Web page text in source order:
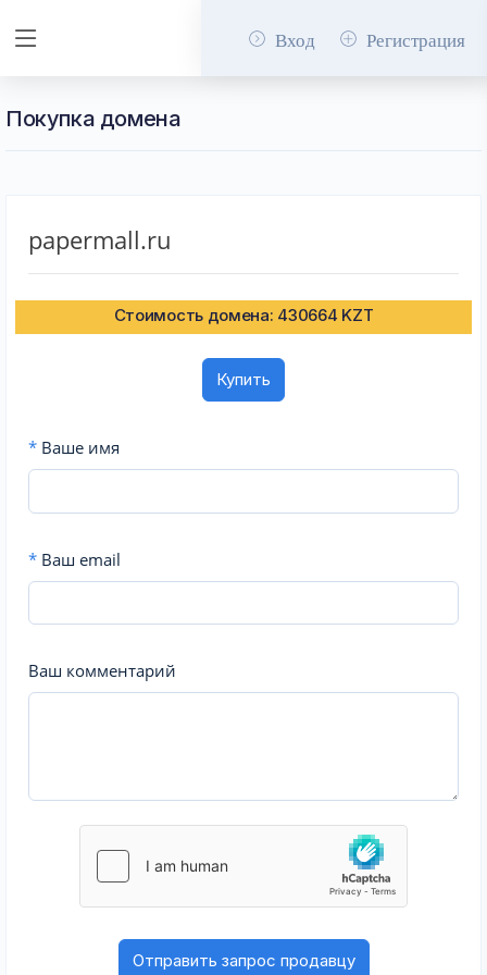
Вход Регистрация
Покупка домена
papermall.ru
Стоимость домена: 430664 KZT
Купить
* Ваше имя
* Ваш email
Ваш комментарий